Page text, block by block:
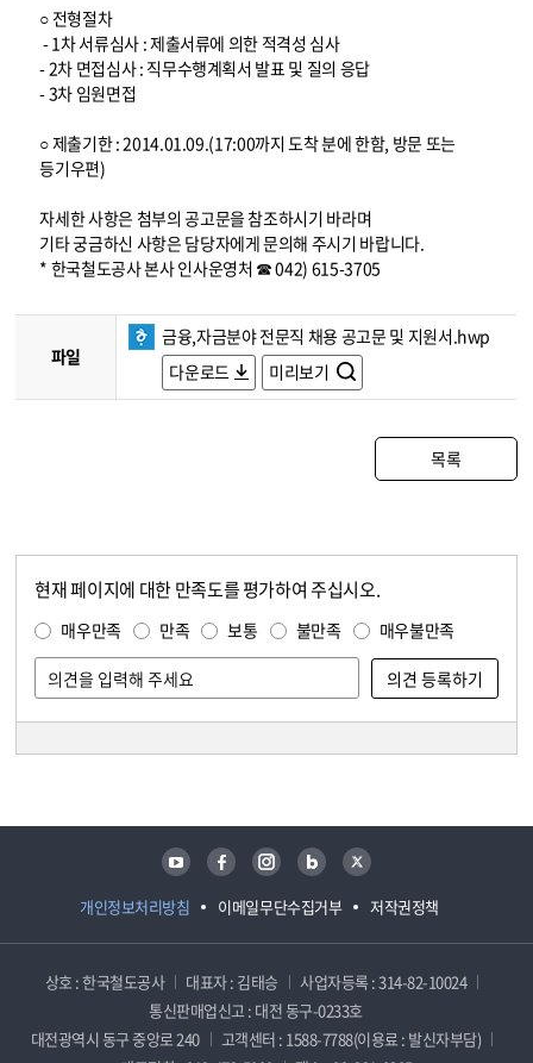
○ 전형절차
- 1차 서류심사 : 제출서류에 의한 적격성 심사
- 2차 면접심사 : 직무수행계획서 발표 및 질의 응답
- 3차 임원면접
○ 제출기한 : 2014.01.09.(17:00까지 도착 분에 한함, 방문 또는
등기우편)
자세한 사항은 첨부의 공고문을 참조하시기 바라며
기타 궁금하신 사항은 담당자에게 문의해 주시기 바랍니다.
* 한국철도공사 본사 인사운영처 ☎ 042) 615-3705
파일
금융,자금분야 전문직 채용 공고문 및 지원서.hwp
다운로드
미리보기
목록
현재 페이지에 대한 만족도를 평가하여 주십시오.
매우만족 만족 보통 불만족 매우불만족
개인정보처리방침 이메일무단수집거부 저작권정책
유튜브 페이스북 인스타그램 블로그 트위터
상호 : 한국철도공사 대표자 : 김태승
사업자등록 : 314-82-10024
통신판매업신고 : 대전 동구-0233호
대전광역시 동구 중앙로 240
고객센터 : 1588-7788(이용료 : 발신자부담)